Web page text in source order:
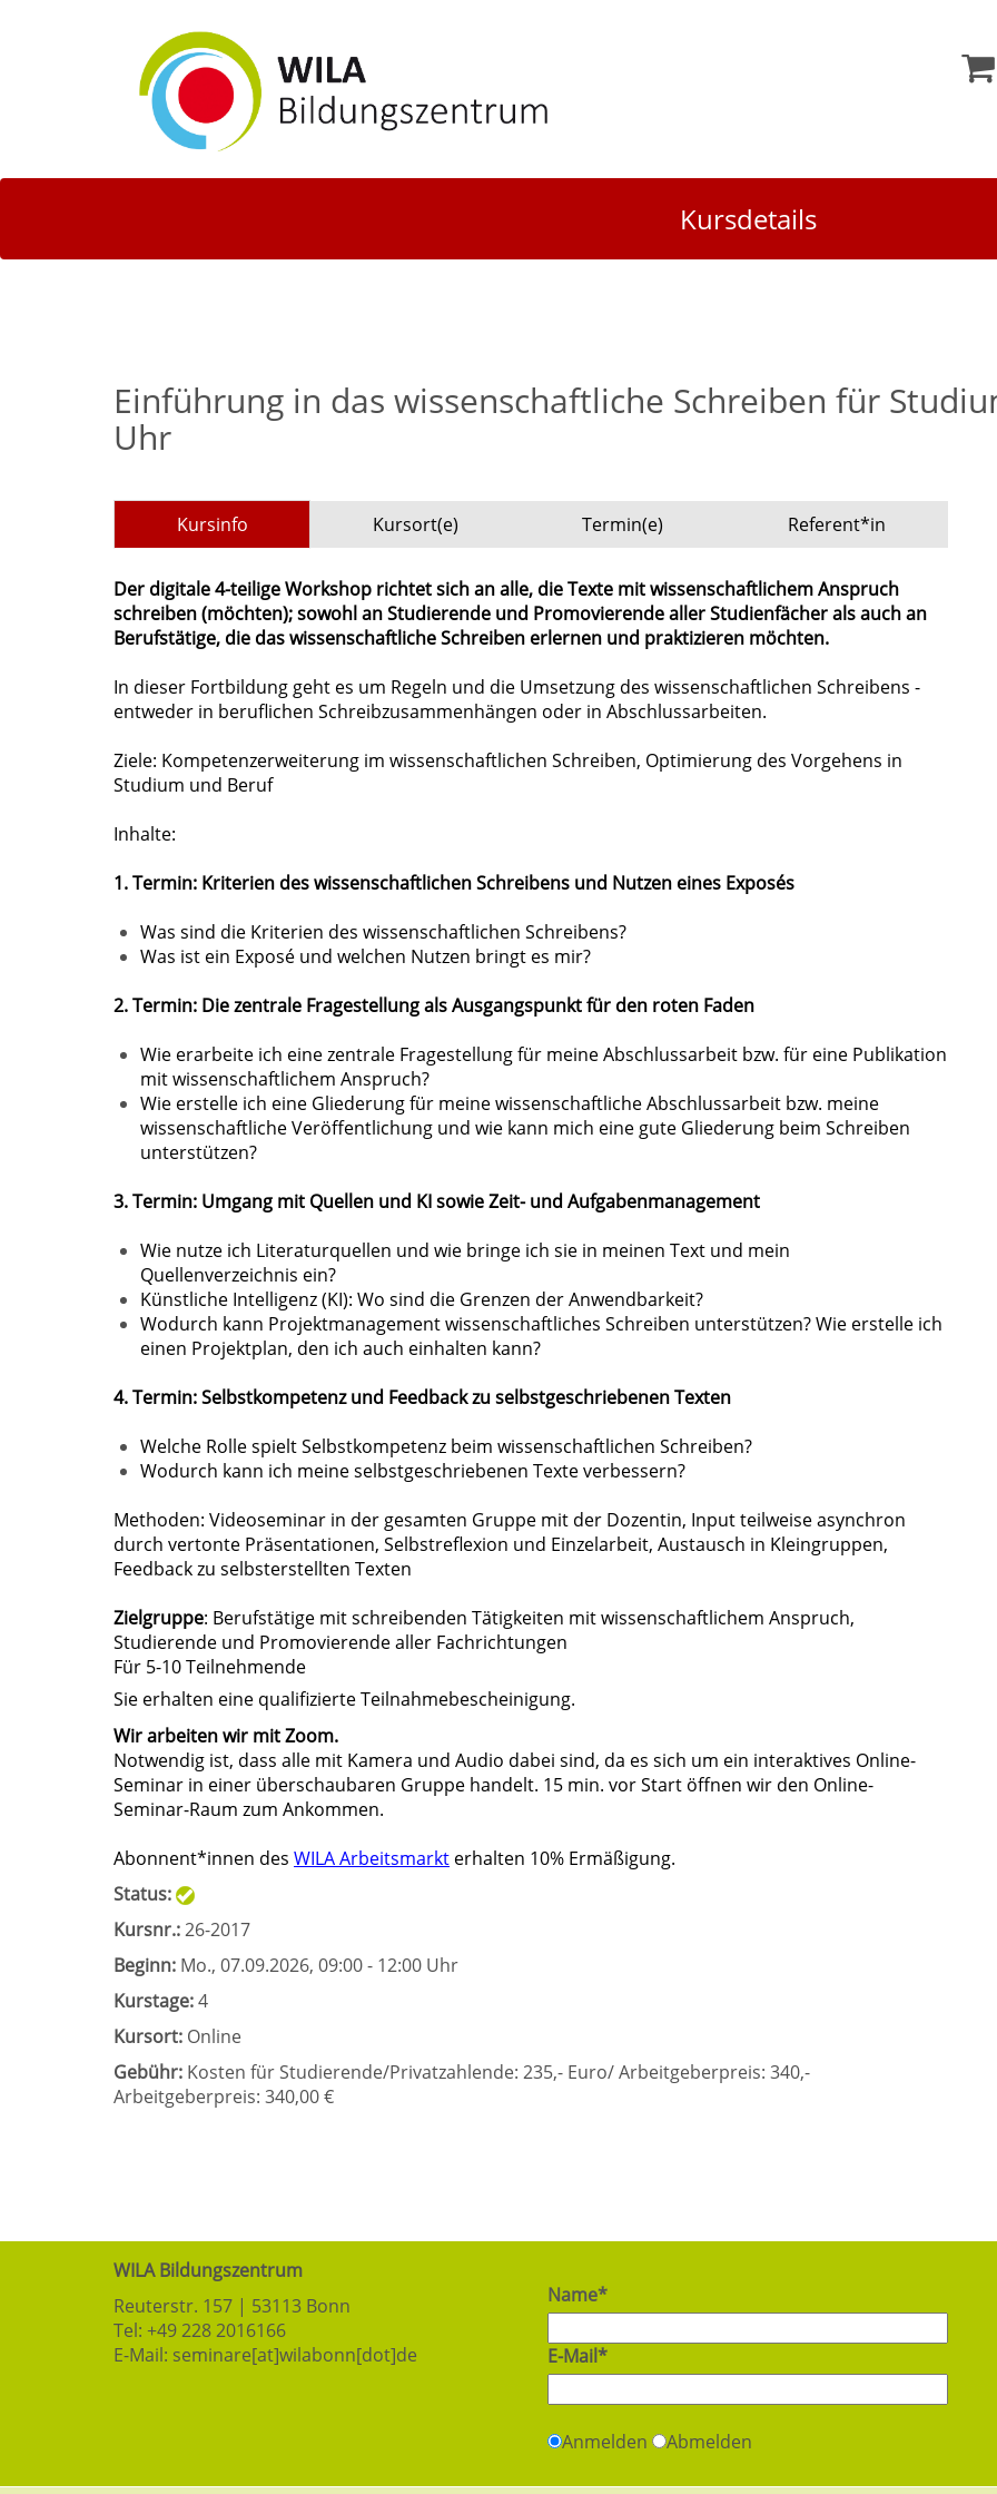
Kursdetails
Einführung in das wissenschaftliche Schreiben für
Uhr
Kursinfo Kursort(e) Termin(e) Referent*in
Der digitale 4-teilige Workshop richtet sich an alle, die Texte mit wissenschaftlichem Anspruch
schreiben (möchten); sowohl an Studierende und Promovierende aller Studienfächer als auch an
Berufstätige, die das wissenschaftliche Schreiben erlernen und praktizieren möchten.
In dieser Fortbildung geht es um Regeln und die Umsetzung des wissenschaftlichen Schreibens -
entweder in beruflichen Schreibzusammenhängen oder in Abschlussarbeiten.
Ziele: Kompetenzerweiterung im wissenschaftlichen Schreiben, Optimierung des Vorgehens in
Studium und Beruf
Inhalte:
1. Termin: Kriterien des wissenschaftlichen Schreibens und Nutzen eines Exposés
Was sind die Kriterien des wissenschaftlichen Schreibens?
Was ist ein Exposé und welchen Nutzen bringt es mir?
2. Termin: Die zentrale Fragestellung als Ausgangspunkt für den roten Faden
Wie erarbeite ich eine zentrale Fragestellung für meine Abschlussarbeit bzw. für eine Publikation
mit wissenschaftlichem Anspruch?
Wie erstelle ich eine Gliederung für meine wissenschaftliche Abschlussarbeit bzw. meine
wissenschaftliche Veröffentlichung und wie kann mich eine gute Gliederung beim Schreiben
unterstützen?
3. Termin: Umgang mit Quellen und KI sowie Zeit- und Aufgabenmanagement
Wie nutze ich Literaturquellen und wie bringe ich sie in meinen Text und mein
Quellenverzeichnis ein?
Künstliche Intelligenz (KI): Wo sind die Grenzen der Anwendbarkeit?
Wodurch kann Projektmanagement wissenschaftliches Schreiben unterstützen? Wie erstelle ich
einen Projektplan, den ich auch einhalten kann?
4. Termin: Selbstkompetenz und Feedback zu selbstgeschriebenen Texten
Welche Rolle spielt Selbstkompetenz beim wissenschaftlichen Schreiben?
Wodurch kann ich meine selbstgeschriebenen Texte verbessern?
Methoden: Videoseminar in der gesamten Gruppe mit der Dozentin, Input teilweise asynchron
durch vertonte Präsentationen, Selbstreflexion und Einzelarbeit, Austausch in Kleingruppen,
Feedback zu selbsterstellten Texten
Zielgruppe: Berufstätige mit schreibenden Tätigkeiten mit wissenschaftlichem Anspruch,
Studierende und Promovierende aller Fachrichtungen
Für 5-10 Teilnehmende
Sie erhalten eine qualifizierte Teilnahmebescheinigung.
Wir arbeiten wir mit Zoom.
Notwendig ist, dass alle mit Kamera und Audio dabei sind, da es sich um ein interaktives Online-
Seminar in einer überschaubaren Gruppe handelt. 15 min. vor Start öffnen wir den Online-
Seminar-Raum zum Ankommen.
Abonnent*innen des WILA Arbeitsmarkt erhalten 10% Ermäßigung.
Status:
Kursnr.:26-2017
Beginn: Mo., 07.09.2026, 09:00 - 12:00 Uhr
Kurstage:4
Kursort: Online
Gebühr: Kosten für Studierende/Privatzahlende: 235,- Euro/ Arbeitgeberpreis: 340,-
Arbeitgeberpreis: 340,00 €
WILA Bildungszentrum
Reuterstr. 157 | 53113 Bonn
Tel: +49 228 2016166
E-Mail: seminare[at]wilabonn[dot]de
Name*
E-Mail*
Anmelden Abmelden